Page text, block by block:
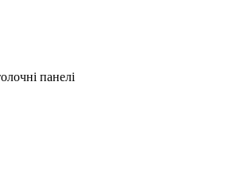
панелі